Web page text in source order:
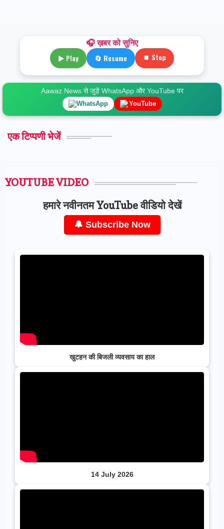
🎧 ख़बर को सुनिए
▶ Play 🔄 Resume ⏹ Stop
Aawaz News से जुड़ें WhatsApp और YouTube पर
WhatsApp YouTube
एक टिप्पणी भेजें
YOUTUBE VIDEO
हमारे नवीनतम YouTube वीडियो देखें
🔔 Subscribe Now
खुटहन की बिजली व्यवसाय का हाल
14 July 2026